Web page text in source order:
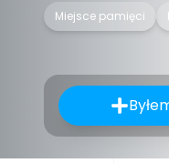
Miejsce pamięci